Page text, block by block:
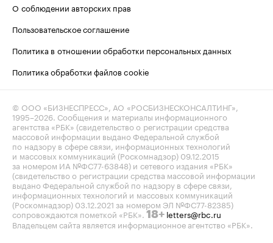
О соблюдении авторских прав
Пользовательское соглашение
Политика в отношении обработки персональных данных
Политика обработки файлов cookie
© ООО «БИЗНЕСПРЕСС», АО «РОСБИЗНЕСКОНСАЛТИНГ»,
1995–2026. Сообщения и материалы информационного
агентства «РБК» (свидетельство о регистрации средства
массовой информации выдано Федеральной службой
по надзору в сфере связи, информационных технологий
и массовых коммуникаций (Роскомнадзор) 09.12.2015
за номером ИА №ФС77-63848) и сетевого издания «РБК»
(свидетельство о регистрации средства массовой информации
выдано Федеральной службой по надзору в сфере связи,
информационных технологий и массовых коммуникаций
(Роскомнадзор) 03.12.2021 за номером ЭЛ №ФС77-82385)
сопровождаются пометкой «РБК». 18+ letters@rbc.ru
Владельцем сайта является информационное агентство «РБК».